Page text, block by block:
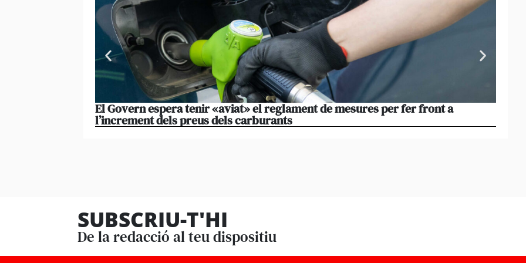
El Govern espera tenir «aviat» el reglament de mesures per fer front a
l’increment dels preus dels carburants
Els
SUBSCRIU-T'HI
De la redacció al teu dispositiu